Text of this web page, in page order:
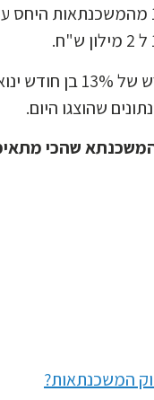
לסיום, הצפי הוא כי העלייה
שהוצגו היום.
שהכי
המשכנתאות?